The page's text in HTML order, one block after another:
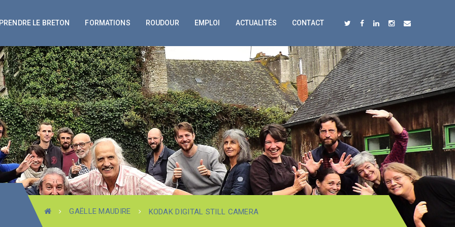
LE BRETON FORMATIONS ROUDOUR EMPLOI ACTUALITÉS CONTACT
GAËLLE MAUDIRE KODAK DIGITAL STILL CAMERA